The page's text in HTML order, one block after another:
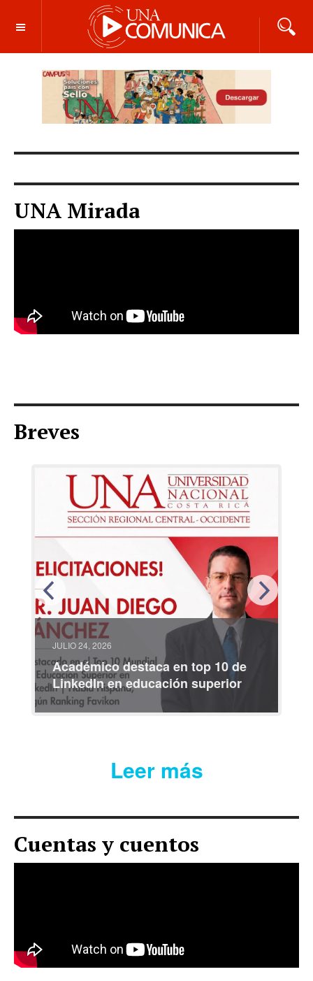
OFF CANVAS
UNA Mirada
Breves
JULIO 24, 2026
Académico destaca en top 10 de
LinkedIn en educación superior
Leer más
Cuentas y cuentos